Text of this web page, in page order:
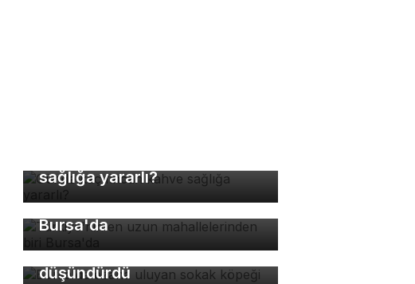
sağlığa yararlı?
Türkiye'nin en uzun
mahallelerinden biri
Bursa'da
Bursa'da ezana uluyan
sokak köpeği hem
duygulandırdı hem
düşündürdü